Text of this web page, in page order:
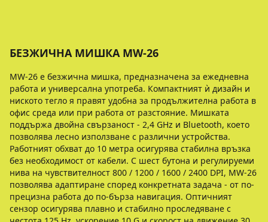
БЕЗЖИЧНА МИШКА MW-26
MW-26 е безжична мишка, предназначена за ежедневна
работа и универсална употреба. Компактният ѝ дизайн и
ниското тегло я правят удобна за продължителна работа в
офис среда или при работа от разстояние. Мишката
поддържа двойна свързаност - 2,4 GHz и Bluetooth, което
позволява лесно използване с различни устройства.
Работният обхват до 10 метра осигурява стабилна връзка
без необходимост от кабели. С шест бутона и регулируеми
нива на чувствителност 800 / 1200 / 1600 / 2400 DPI, MW-26
позволява адаптиране според конкретната задача - от по-
прецизна работа до по-бърза навигация. Оптичният
сензор осигурява плавно и стабилно проследяване с